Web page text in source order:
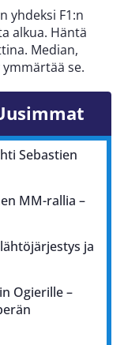
yhdeksi F1:n
alkua. Häntä
Median,
se.
Sebastien
MM-rallia –
ja
Ogierille –